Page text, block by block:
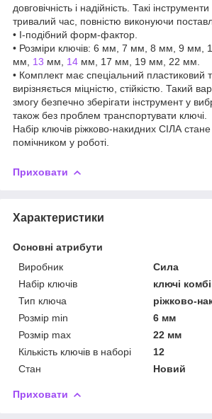
довговічність і надійність. Такі
тривалий час, повністю виконуючи
• I-подібний форм-фактор.
• Розміри ключів: 6 мм, 7 мм, 8 мм, 9 мм,
мм, 13 мм, 14 мм, 17 мм, 19 мм, 22 мм.
• Комплект має спеціальний пластиковий
вирізняється міцністю, стійкістю. Такий
змогу безпечно зберігати інструмент у
також без проблем транспортувати ключі.
Набір ключів ріжково-накидних СІЛА
помічником у роботі.
Приховати
Характеристики
Основні атрибути
Виробник
Сила
Набір ключів
ключі
Тип ключа
ріжково-
Розмір min
6 мм
Розмір max
22 мм
Кількість ключів в наборі
12
Стан
Новий
Приховати